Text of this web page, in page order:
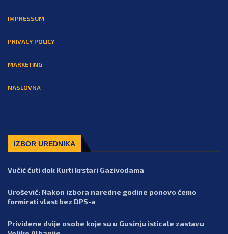
IMPRESSUM
PRIVACY POLICY
MARKETING
NASLOVNA
IZBOR UREDNIKA
Vučić ćuti dok Kurti krstari Gazivodama
Urošević: Nakon izbora naredne godine ponovo ćemo
formirati vlast bez DPS-a
Prividene dvije osobe koje su u Gusinju isticale zastavu